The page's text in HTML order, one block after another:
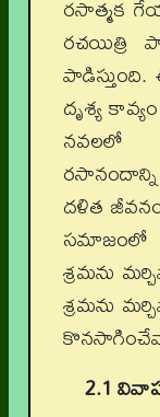
రసాత్మక
రచయిత్రి
దృశ్య
నవలలో
దళిత
సమాజంలో
శ్రమను
శ్రమను
2.1